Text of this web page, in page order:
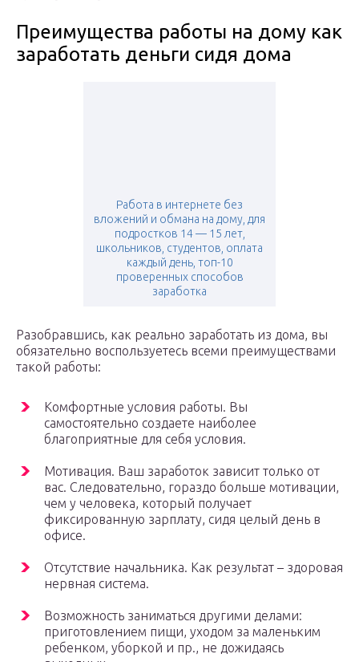
Преимущества работы на дому как
заработать деньги сидя дома
Работа в интернете без
вложений и обмана на дому, для
подростков 14 — 15 лет,
школьников, студентов, оплата
каждый день, топ-10
проверенных способов
заработка
Разобравшись, как реально заработать из дома, вы
обязательно воспользуетесь всеми преимуществами
такой работы:
Комфортные условия работы. Вы
самостоятельно создаете наиболее
благоприятные для себя условия.
Мотивация. Ваш заработок зависит только от
вас. Следовательно, гораздо больше мотивации,
чем у человека, который получает
фиксированную зарплату, сидя целый день в
офисе.
Отсутствие начальника. Как результат – здоровая
нервная система.
Возможность заниматься другими делами:
приготовлением пищи, уходом за маленьким
ребенком, уборкой и пр., не дожидаясь